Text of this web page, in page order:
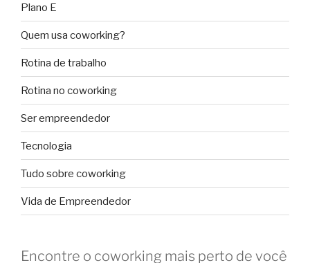
Plano E
Quem usa coworking?
Rotina de trabalho
Rotina no coworking
Ser empreendedor
Tecnologia
Tudo sobre coworking
Vida de Empreendedor
Encontre o coworking mais perto de você